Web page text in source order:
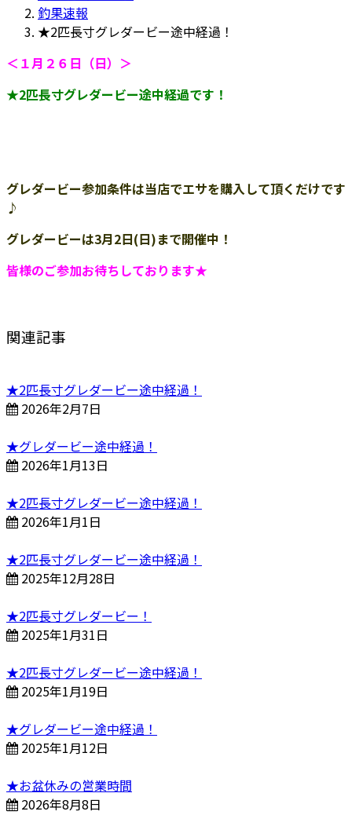
日
釣果速報
★2匹長寸グレダービー途中経過！
＜１月２６日（日）＞
★2匹長寸グレダービー途中経過です！
グレダービー参加条件は当店でエサを購入して頂くだけです
♪
グレダービーは3月2日(日)まで開催中！
皆様のご参加お待ちしております★
関連記事
★2匹長寸グレダービー途中経過！
2026年2月7日
★グレダービー途中経過！
2026年1月13日
★2匹長寸グレダービー途中経過！
2026年1月1日
★2匹長寸グレダービー途中経過！
2025年12月28日
★2匹長寸グレダービー！
2025年1月31日
★2匹長寸グレダービー途中経過！
2025年1月19日
★グレダービー途中経過！
2025年1月12日
★お盆休みの営業時間
2026年8月8日